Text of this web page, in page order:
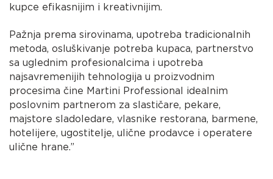
kupce efikasnijim i kreativnijim.
Pažnja prema sirovinama, upotreba tradicionalnih
metoda, osluškivanje potreba kupaca, partnerstvo
sa uglednim profesionalcima i upotreba
najsavremenijih tehnologija u proizvodnim
procesima čine Martini Professional idealnim
poslovnim partnerom za slastičare, pekare,
majstore sladoledare, vlasnike restorana, barmene,
hotelijere, ugostitelje, ulične prodavce i operatere
ulične hrane.”